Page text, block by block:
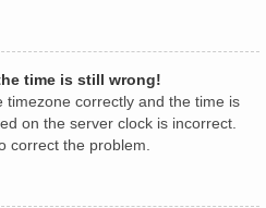
time is still wrong!
correctly and the time is
on the server clock is incorrect.
correct the problem.